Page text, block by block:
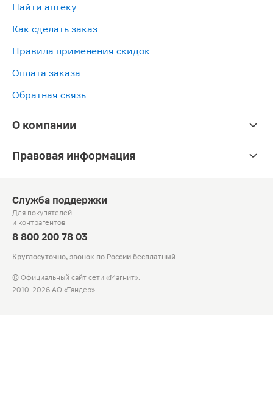
Найти аптеку
Как сделать заказ
Правила применения скидок
Оплата заказа
Обратная связь
О компании
Правовая информация
Служба поддержки
Для покупателей
и контрагентов
8 800 200 78 03
Круглосуточно, звонок по России бесплатный
© Официальный сайт сети «Магнит».
2010-2026 АО «Тандер»